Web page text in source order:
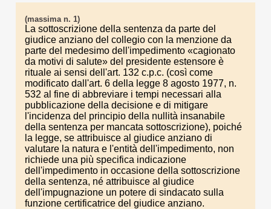
(massima n. 1)
La sottoscrizione della sentenza da parte del
giudice anziano del collegio con la menzione da
parte del medesimo dell'impedimento «cagionato
da motivi di salute» del presidente estensore è
rituale ai sensi dell'art. 132 c.p.c. (così come
modificato dall'art. 6 della legge 8 agosto 1977, n.
532 al fine di abbreviare i tempi necessari alla
pubblicazione della decisione e di mitigare
l'incidenza del principio della nullità insanabile
della sentenza per mancata sottoscrizione), poiché
la legge, se attribuisce al giudice anziano di
valutare la natura e l'entità dell'impedimento, non
richiede una più specifica indicazione
dell'impedimento in occasione della sottoscrizione
della sentenza, né attribuisce al giudice
dell'impugnazione un potere di sindacato sulla
funzione certificatrice del giudice anziano.